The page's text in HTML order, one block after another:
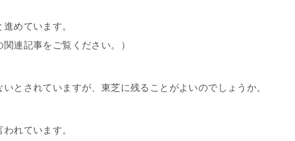
めています。
連記事をご覧ください。）
とされていますが、東芝に残ることがよいのでしょうか。
れています。